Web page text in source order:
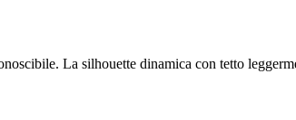
La silhouette dinamica con tetto